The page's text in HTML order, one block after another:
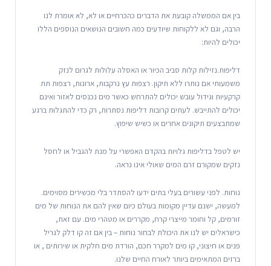
בין אם הממשלה קובעת את הדברים כהכרחיים או לא, לא אומרת לנו
הרבה, וגם לא ללקוחות שיודעים כמה חשובים הנושאים הנוספים הללו
יכולים להיות:
דליפות.נזילות קלות סביב הכיור או האסלה עלולות לגרום לנזק
משמעותי אם נותרו ללא תיקון. רצפות עץ נרקבות, ארונות, רצפות תת
קרקעיות וגידול עובש יכולים להתרחש כאשר מים נכנסים לאזור ואינם
יכולים להתייבש. לעתים קרובות דליפות נסתרות, רק כדי להתגלות ברגע
שמתבצעים תיקונים אחרים או כשיש שיפוץ.
יש לטפל בדליפות גלויות בהקדם האפשרי על מנת להגביל או לחסל
נזקים שמקורם זרם המים שאולי אינו נראה.
נוחות. לפני עשורים בעלי בתים ידעו להסתדר בלי מכשירים מסוימים.
למעשה, ישנם עדיין מקומות בעולם כיום שאין להם את הנוחות של מים
זורמים, קל וחומר מייצרי קרח, מקררים או מטהרי מים. עם זאת,
כישראלים יש לנו את היכולת לבחור נוחות – בין אם זה קו דלק לגריל
פנים או חיצוני, קו מים למקרר חכם, הורדת מים חלקית או שירותים , או
ברזים המתאימים ביותר לאורח החיים שלנו.